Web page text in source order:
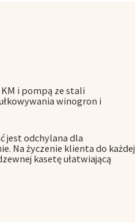
i pompą ze stali
winogron i
jest odchylana dla
Na życzenie klienta do każdej
kasetę ułatwiającą